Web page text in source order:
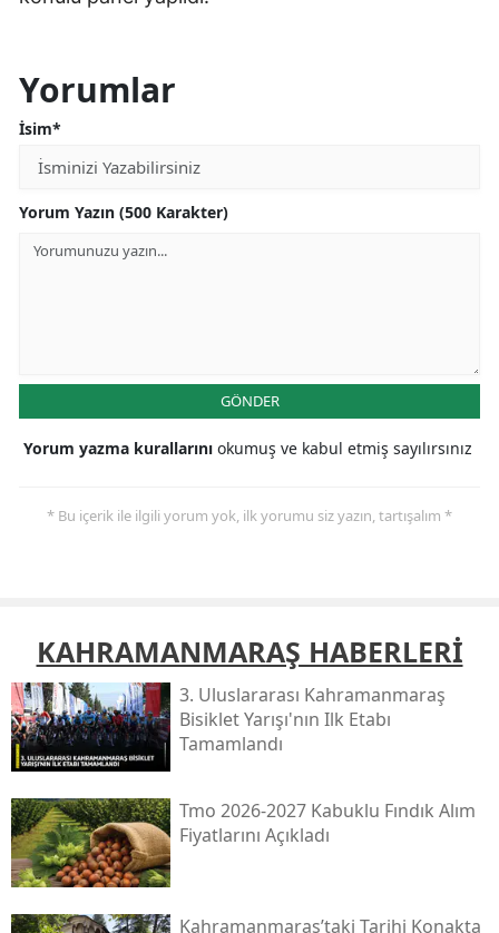
Yorumlar
İsim*
Yorum Yazın (500 Karakter)
GÖNDER
Yorum yazma kurallarını okumuş ve kabul etmiş sayılırsınız
* Bu içerik ile ilgili yorum yok, ilk yorumu siz yazın, tartışalım *
KAHRAMANMARAŞ HABERLERİ
3. Uluslararası Kahramanmaraş
Bisiklet Yarışı'nın Ilk Etabı
Tamamlandı
Tmo 2026-2027 Kabuklu Fındık Alım
Fiyatlarını Açıkladı
Kahramanmaraş’taki Tarihi Konakta